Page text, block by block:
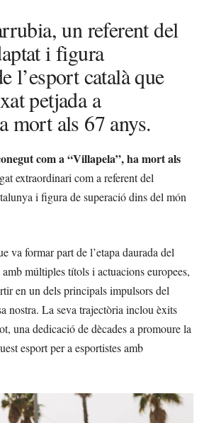
un referent del
i figura
l’esport català que
petjada a
mort als 67 anys.
com a “Villapela”, ha mort als
extraordinari com a referent del
i figura de superació dins del món
va formar part de l’etapa daurada del
múltiples títols i actuacions europees,
en un dels principals impulsors del
nostra. La seva trajectòria inclou èxits
una dedicació de dècades a promoure la
esport per a esportistes amb